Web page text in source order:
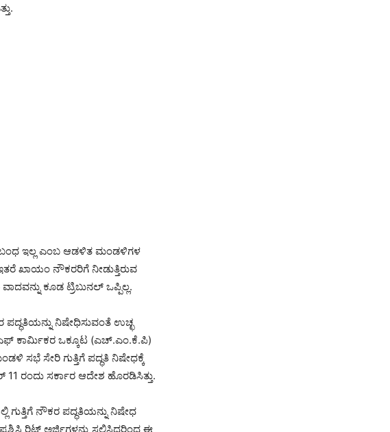
ಇಲ್ಲ ಎಂಬ ಆಡಳಿತ ಮಂಡಳಿಗಳ
ಖಾಯಂ ನೌಕರರಿಗೆ ನೀಡುತ್ತಿರುವ
ವಾದವನ್ನು ಕೂಡ ಟ್ರಿಬುನಲ್ ಒಪ್ಪಿಲ್ಲ.
ಪದ್ಧತಿಯನ್ನು ನಿಷೇಧಿಸುವಂತೆ ಉಚ್ಛ
ಕಾರ್ಮಿಕರ ಒಕ್ಕೂಟ (ಎಚ್.ಎಂ.ಕೆ.ಪಿ)
ಸಭೆ ಸೇರಿ ಗುತ್ತಿಗೆ ಪದ್ಧತಿ ನಿಷೇಧಕ್ಕೆ
11 ರಂದು ಸರ್ಕಾರ ಆದೇಶ ಹೊರಡಿಸಿತ್ತು.
ನೌಕರ ಪದ್ಧತಿಯನ್ನು ನಿಷೇಧ
ರಿಟ್ ಅರ್ಜಿಗಳನ್ನು ಸಲ್ಲಿಸಿದ್ದರಿಂದ ಈ